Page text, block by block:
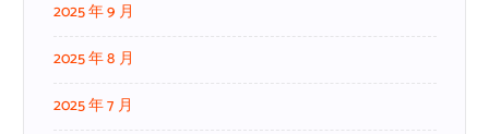
2025 年 9 月
2025 年 8 月
2025 年 7 月